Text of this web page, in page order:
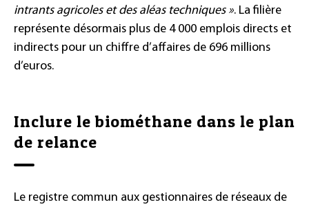
intrants agricoles et des aléas techniques ». La filière
représente désormais plus de 4 000 emplois directs et
indirects pour un chiffre d’affaires de 696 millions
d’euros.
Inclure le biométhane dans le plan
de relance
Le registre commun aux gestionnaires de réseaux de